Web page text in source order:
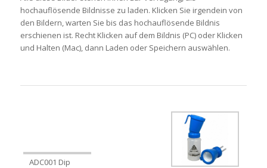
hochauflösende Bildnisse zu laden. Klicken Sie irgendein von
den Bildern, warten Sie bis das hochauflösende Bildnis
erschienen ist. Recht Klicken auf dem Bildnis (PC) oder Klicken
und Halten (Mac), dann Laden oder Speichern auswählen.
ADC001 Dip